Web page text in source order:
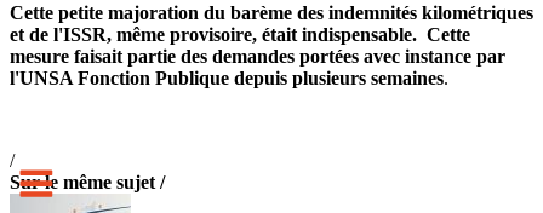
Cette petite majoration du barème des indemnités kilométriques
et de l'ISSR, même provisoire, était indispensable. Cette
mesure faisait partie des demandes portées avec instance par
l'UNSA Fonction Publique depuis plusieurs semaines.
/
Sur le même sujet /